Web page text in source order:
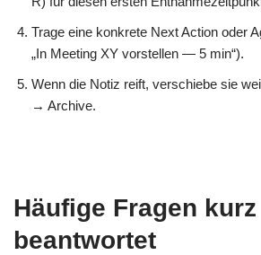
Trage eine konkrete Next Action oder
„In Meeting XY vorstellen — 5 min“).
Wenn die Notiz reift, verschiebe sie
→ Archive.
Häufige Fragen kurz
beantwortet